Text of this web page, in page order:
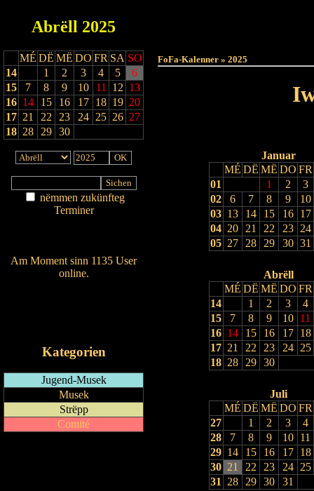
Abrëll 2025
MÉ DË MË DO FR SA SO
14
1 2 3 4 5
6
15
7 8 9 10 11 12 13
16 14 15 16 17 18 19 20
17 21 22 23 24 25 26 27
18 28 29 30
nëmmen zukünfteg
Terminer
Am Moment sinn 1135 User
online.
Kategorien
Jugend-Musek
Musek
Strëpp
Comité
FoFa-Kalenner » 2025
Januar
MÉ DË MË DO FR
01
1 2
3
02
6 7 8 9
10
03 13 14 15 16
17
04 20 21 22 23
24
05 27 28 29 30 31
Abrëll
MÉ DË MË DO FR
14
1 2 3
4
15
7 8 9 10
11
16 14 15 16 17
18
17 21 22 23 24
25
18 28 29 30
Juli
MÉ DË MË DO FR
27
1 2 3
4
28
7 8 9 10
11
29 14 15 16 17
18
30 21 22 23 24
25
31
28 29 30
31